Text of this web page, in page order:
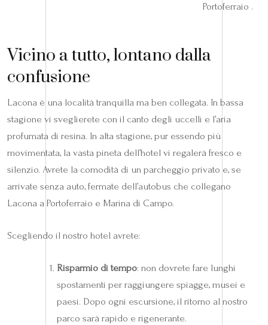
Portoferraio .
Vicino a tutto, lontano dalla
confusione
Lacona è una località tranquilla ma ben collegata. In bassa
stagione vi sveglierete con il canto degli uccelli e l’aria
profumata di resina. In alta stagione, pur essendo più
movimentata, la vasta pineta dell’hotel vi regalerà fresco e
silenzio. Avrete la comodità di un parcheggio privato e, se
arrivate senza auto, fermate dell’autobus che collegano
Lacona a Portoferraio e Marina di Campo.
Scegliendo il nostro hotel avrete:
Risparmio di tempo: non dovrete fare lunghi
spostamenti per raggiungere spiagge, musei e
paesi. Dopo ogni escursione, il ritorno al nostro
parco sarà rapido e rigenerante.